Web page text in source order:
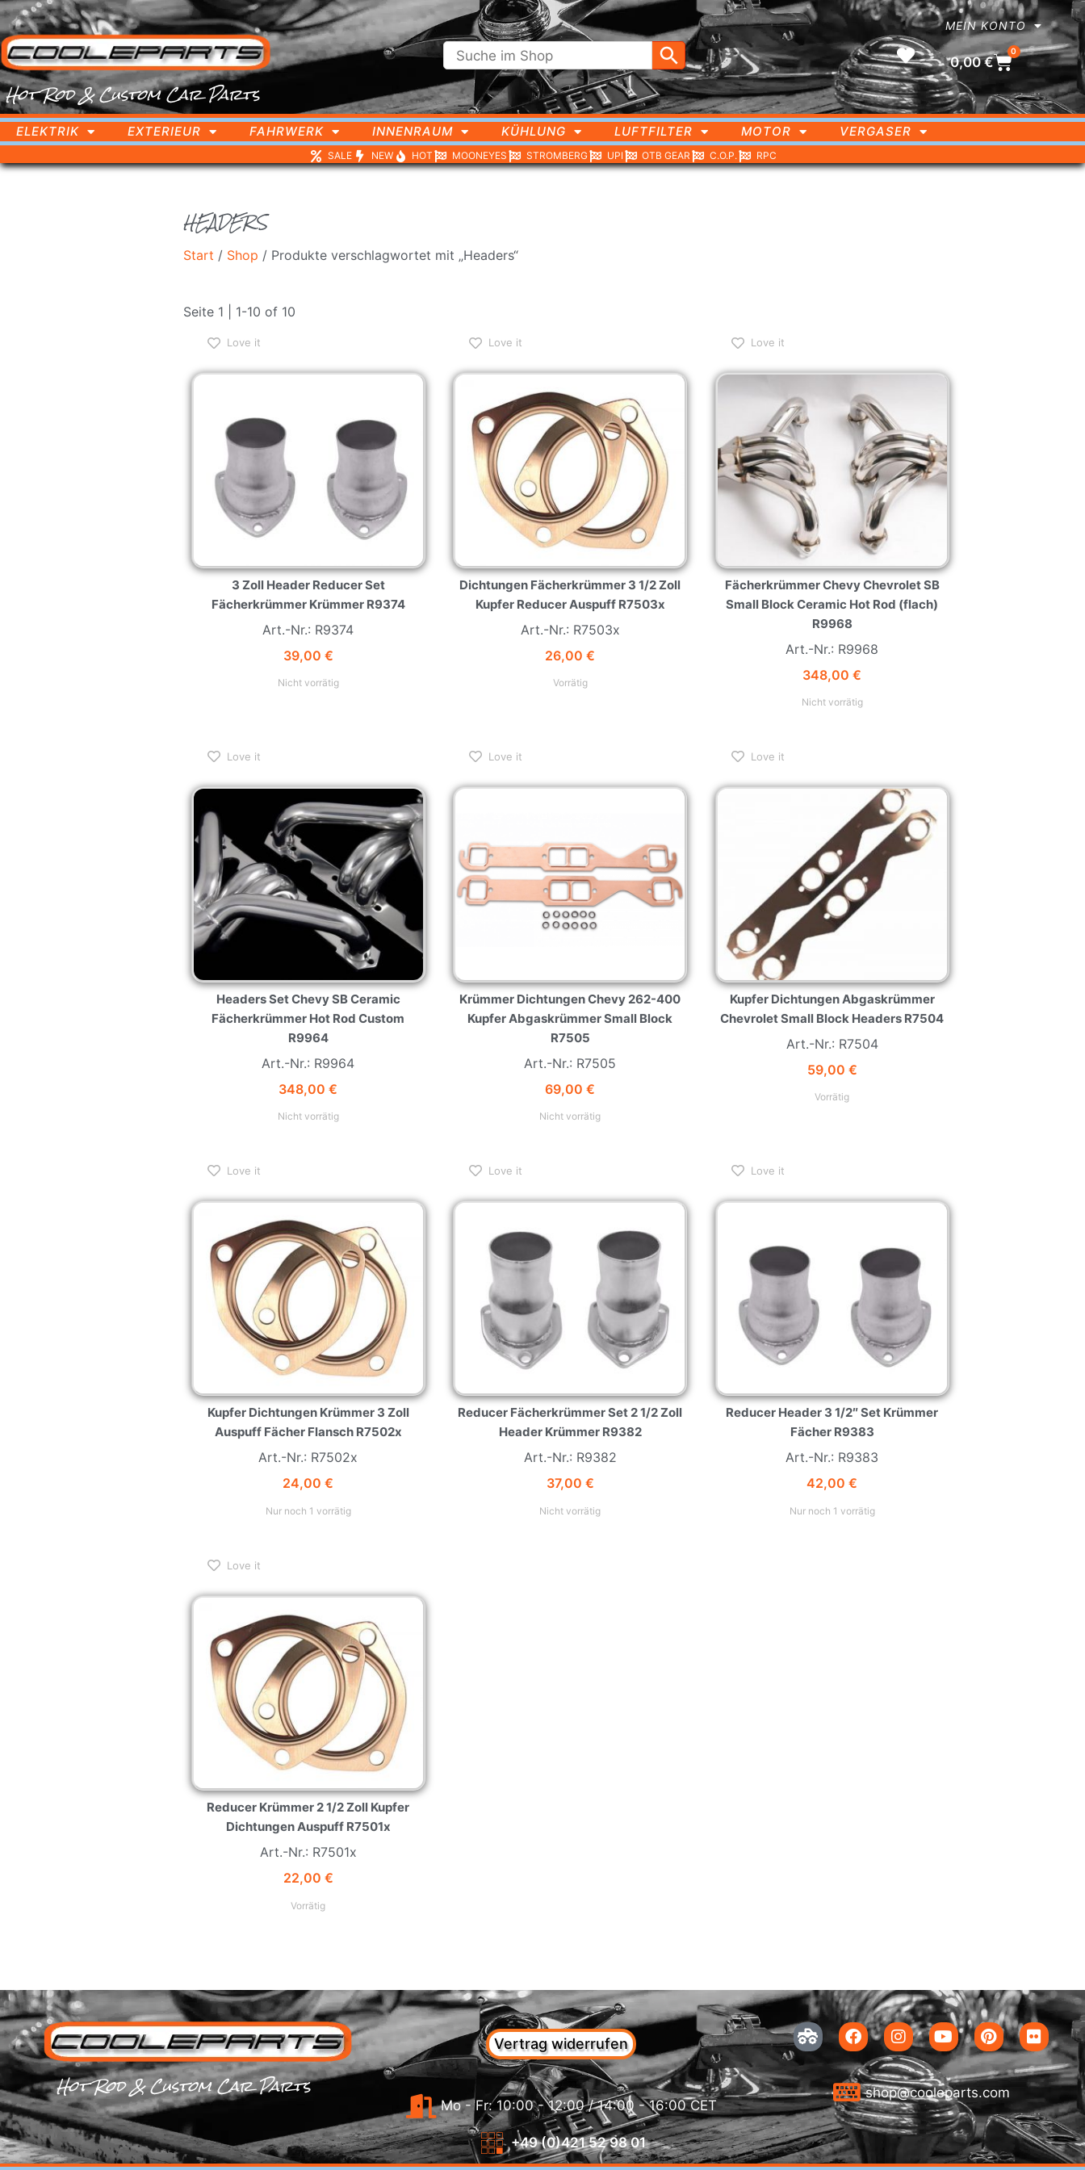
Hot Rod & Custom Car Parts
MEIN KONTO
0,00€
0
ELEKTRIK EXTERIEUR FAHRWERK INNENRAUM KÜHLUNG LUFTFILTER MOTOR VERGASER
SALE NEW HOT MOONEYES STROMBERG UPI OTB GEAR C.O.P. RPC
HEADERS
Start / Shop / Produkte verschlagwortet mit „Headers“
Seite 1 | 1-10 of 10
Love it
3 Zoll Header Reducer Set
Fächerkrümmer Krümmer R9374
Art.-Nr.: R9374
39,00 €
Nicht vorrätig
Love it
Dichtungen Fächerkrümmer 3 1/2 Zoll
Kupfer Reducer Auspuff R7503x
Art.-Nr.: R7503x
26,00€
Vorrätig
Love it
Fächerkrümmer Chevy Chevrolet SB
Small Block Ceramic Hot Rod (flach)
R9968
Art.-Nr.: R9968
348,00€
Nicht vorrätig
Love it
Headers Set Chevy SB Ceramic
Fächerkrümmer Hot Rod Custom
R9964
Art.-Nr.: R9964
348,00€
Nicht vorrätig
Love it
Krümmer Dichtungen Chevy 262-400
Kupfer Abgaskrümmer Small Block
R7505
Art.-Nr.: R7505
69,00€
Nicht vorrätig
Love it
Kupfer Dichtungen Abgaskrümmer
Chevrolet Small Block Headers R7504
Art.-Nr.: R7504
59,00 €
Vorrätig
Love it
Kupfer Dichtungen Krümmer 3 Zoll
Auspuff Fächer Flansch R7502x
Art.-Nr.: R7502x
24,00€
Nur noch 1 vorrätig
Love it
Reducer Fächerkrümmer Set 2 1/2 Zoll
Header Krümmer R9382
Art.-Nr.: R9382
37,00 €
Nicht vorrätig
Love it
Reducer Header 3 1/2″ Set Krümmer
Fächer R9383
Art.-Nr.: R9383
42,00€
Nur noch 1 vorrätig
Love it
Reducer Krümmer 2 1/2 Zoll Kupfer
Dichtungen Auspuff R7501x
Art.-Nr.: R7501x
22,00 €
Vorrätig
Hot Rod & Custom Car Parts
Vertrag widerrufen
Mo - Fr: 10:00 - 12:00 / 14:00 - 16:00 CET
+49 (0)421 52 98 01
shop@cooleparts.com